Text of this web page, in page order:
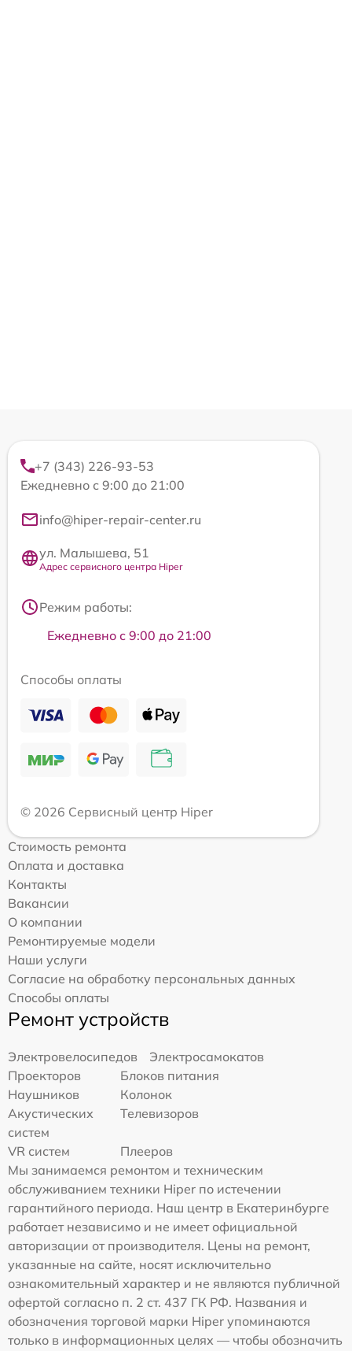
+7 (343) 226-93-53
Ежедневно с 9:00 до 21:00
info@hiper-repair-center.ru
ул. Малышева, 51
Адрес сервисного центра Hiper
Режим работы:
Ежедневно с 9:00 до 21:00
Способы оплаты
© 2026 Сервисный центр Hiper
Стоимость ремонта
Оплата и доставка
Контакты
Вакансии
О компании
Ремонтируемые модели
Наши услуги
Согласие на обработку персональных данных
Способы оплаты
Ремонт устройств
Электровелосипедов
Электросамокатов
Проекторов
Блоков питания
Наушников
Колонок
Акустических
систем
Телевизоров
VR систем
Плееров
Мы занимаемся ремонтом и техническим
обслуживанием техники Hiper по истечении
гарантийного периода. Наш центр в Екатеринбурге
работает независимо и не имеет официальной
авторизации от производителя. Цены на ремонт,
указанные на сайте, носят исключительно
ознакомительный характер и не являются публичной
офертой согласно п. 2 ст. 437 ГК РФ. Названия и
обозначения торговой марки Hiper упоминаются
только в информационных целях — чтобы обозначить